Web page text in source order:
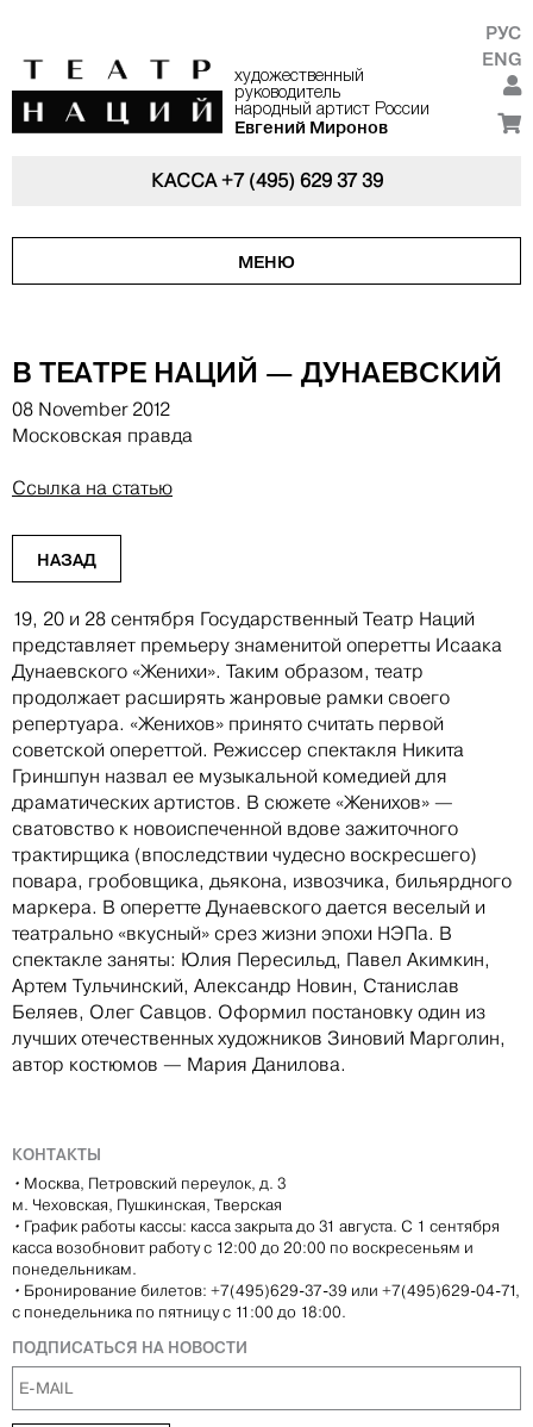
художественный
руководитель
народный артист России
Евгений Миронов
РУС
ENG
КАССА+7 (495) 629 37 39
МЕНЮ
В ТЕАТРЕ НАЦИЙ — ДУНАЕВСКИЙ
08 November 2012
Московская правда
Ссылка на статью
НАЗАД
19, 20 и 28 сентября Государственный Театр Наций
представляет премьеру знаменитой оперетты Исаака
Дунаевского «Женихи». Таким образом, театр
продолжает расширять жанровые рамки своего
репертуара. «Женихов» принято считать первой
советской опереттой. Режиссер спектакля Никита
Гриншпун назвал ее музыкальной комедией для
драматических артистов. В сюжете «Женихов» —
сватовство к новоиспеченной вдове зажиточного
трактирщика (впоследствии чудесно воскресшего)
повара, гробовщика, дьякона, извозчика, бильярдного
маркера. В оперетте Дунаевского дается веселый и
театрально «вкусный» срез жизни эпохи НЭПа. В
спектакле заняты: Юлия Пересильд, Павел Акимкин,
Артем Тульчинский, Александр Новин, Станислав
Беляев, Олег Савцов. Оформил постановку один из
лучших отечественных художников Зиновий Марголин,
автор костюмов — Мария Данилова.
КОНТАКТЫ
• Москва, Петровский переулок, д. 3
м. Чеховская, Пушкинская, Тверская
• График работы кассы: касса закрыта до 31 августа. С 1 сентября
касса возобновит работу с 12:00 до 20:00 по воскресеньям и
понедельникам.
• Бронирование билетов: +7(495)629-37-39 или +7(495)629-04-71,
с понедельника по пятницу с 11:00 до 18:00.
ПОДПИСАТЬСЯ НА НОВОСТИ